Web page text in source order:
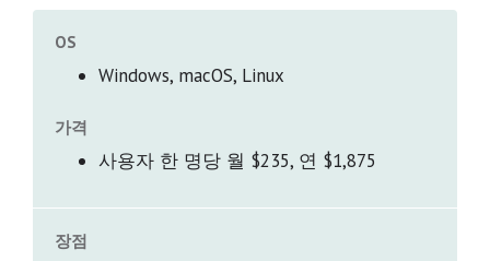
OS
Windows, macOS, Linux
가격
사용자 한 명당 월 $235, 연 $1,875
장점